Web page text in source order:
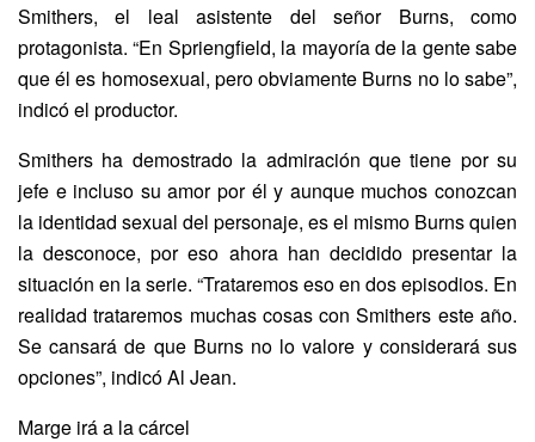
Smithers, el leal asistente del señor Burns, como
protagonista. “En Spriengfield, la mayoría de la gente sabe
que él es homosexual, pero obviamente Burns no lo sabe”,
indicó el productor.
Smithers ha demostrado la admiración que tiene por su
jefe e incluso su amor por él y aunque muchos conozcan
la identidad sexual del personaje, es el mismo Burns quien
la desconoce, por eso ahora han decidido presentar la
situación en la serie. “Trataremos eso en dos episodios. En
realidad trataremos muchas cosas con Smithers este año.
Se cansará de que Burns no lo valore y considerará sus
opciones”, indicó Al Jean.
Marge irá a la cárcel